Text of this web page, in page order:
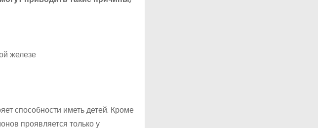
железе
способности иметь детей. Кроме
проявляется только у